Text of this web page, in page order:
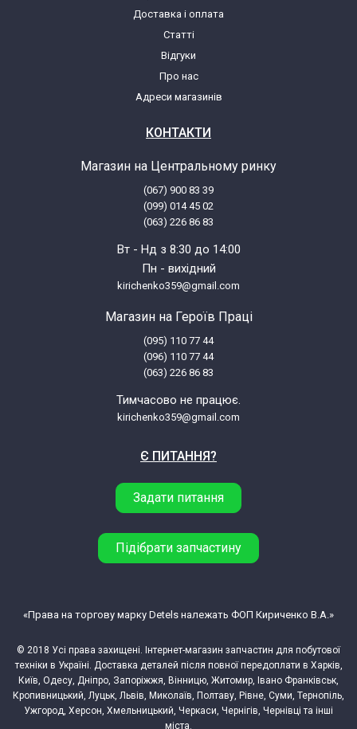
Доставка і оплата
Статті
Відгуки
Про нас
Адреси магазинів
КОНТАКТИ
Магазин на Центральному ринку
(067) 900 83 39
(099) 014 45 02
(063) 226 86 83
Вт - Нд з 8:30 до 14:00
Пн - вихідний
kirichenko359@gmail.com
Магазин на Героїв Праці
(095) 110 77 44
(096) 110 77 44
(063) 226 86 83
Тимчасово не працює.
kirichenko359@gmail.com
Є ПИТАННЯ?
Задати питання
Підібрати запчастину
© 2018 Усі права захищені. Інтернет-магазин запчастин для побутової
техніки в Україні. Доставка деталей після повної передоплати в Харків,
Київ, Одесу, Дніпро, Запоріжжя, Вінницю, Житомир, Івано Франківськ,
Кропивницький, Луцьк, Львів, Миколаїв, Полтаву, Рівне, Суми, Тернопіль,
Ужгород, Херсон, Хмельницький, Черкаси, Чернігів, Чернівці та інші
міста.
«Права на торгову марку Detels належать ФОП Кириченко В.А.»